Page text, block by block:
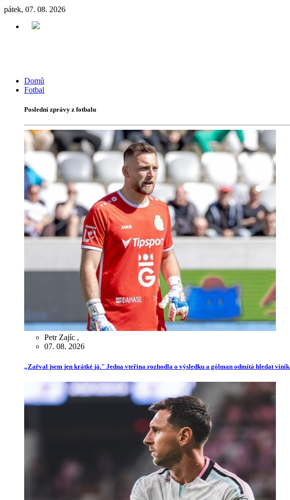
pátek, 07. 08. 2026
Domů
Fotbal
Poslední zprávy z fotbalu
Petr Zajíc ,
07. 08. 2026
„Zařval jsem jen krátké já." Jedna vteřina rozhodla o výsledku a gólman odmítá hledat